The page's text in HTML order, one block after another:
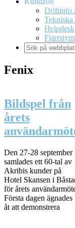
Driftinfo
Helpdesk
Sök
på
webbplatsen
Fenix
Bildspel från
årets
Den 27-28 september
samlades ett 60-tal av
Akribis kunder på
Hotel Skansen i
för årets
Första dagen ägnades
åt att demonstrera